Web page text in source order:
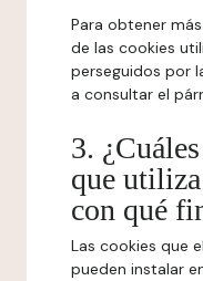
Para obtener
de las cookies
perseguidos por
a consultar el
3.
que
con qué
Las cookies que
pueden instalar